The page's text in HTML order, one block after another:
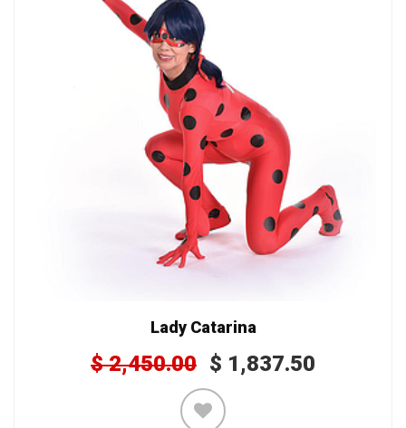
Lady Catarina
$2,450.00 $ 1,837.50